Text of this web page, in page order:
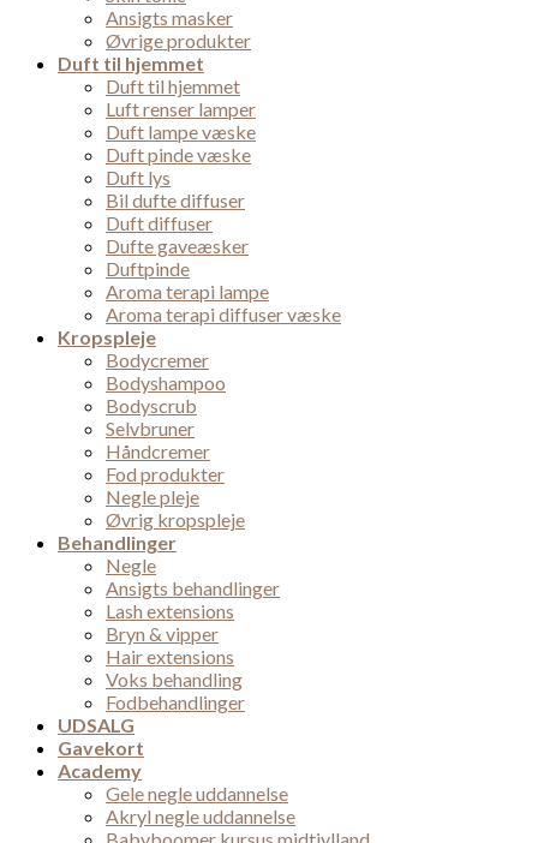
Ansigts masker
Øvrige produkter
Duft til hjemmet
Duft til hjemmet
Luft renser lamper
Duft lampe væske
Duft pinde væske
Duft lys
Bil dufte diffuser
Duft diffuser
Dufte gaveæsker
Duftpinde
Aroma terapi lampe
Aroma terapi diffuser væske
Kropspleje
Bodycremer
Bodyshampoo
Bodyscrub
Selvbruner
Håndcremer
Fod produkter
Negle pleje
Øvrig kropspleje
Behandlinger
Negle
Ansigts behandlinger
Lash extensions
Bryn & vipper
Hair extensions
Voks behandling
Fodbehandlinger
UDSALG
Gavekort
Academy
Gele negle uddannelse
Akryl negle uddannelse